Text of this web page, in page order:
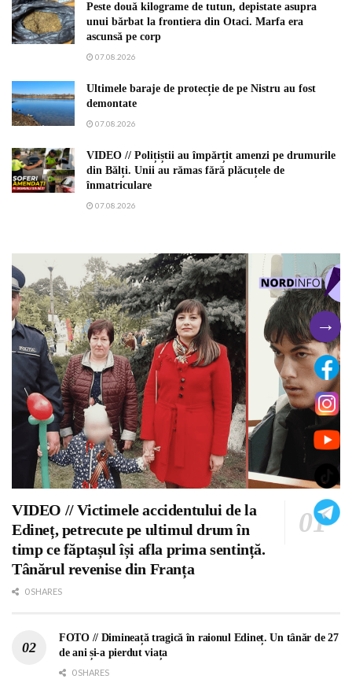
Peste două kilograme de tutun, depistate asupra
unui bărbat la frontiera din Otaci. Marfa era
ascunsă pe corp
07.08.2026
Ultimele baraje de protecție de pe Nistru au fost
demontate
07.08.2026
VIDEO // Polițiștii au împărțit amenzi pe drumurile
din Bălți. Unii au rămas fără plăcuțele de
înmatriculare
07.08.2026
VIDEO // Victimele accidentului de la
Edineț, petrecute pe ultimul drum în
timp ce făptașul își afla prima sentință.
Tânărul revenise din Franța
0 SHARES
FOTO // Dimineață tragică în raionul Edineț. Un tânăr de 27
de ani și-a pierdut viața
0 SHARES
→